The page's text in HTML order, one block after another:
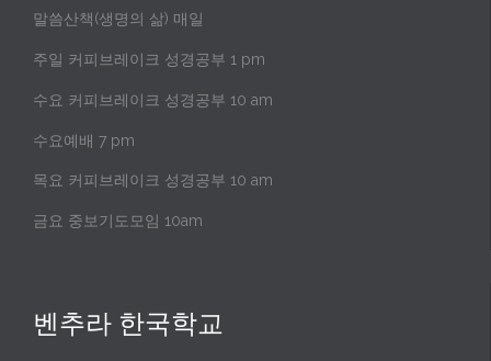
말씀산책(생명의 삶) 매일
주일 커피브레이크 성경공부 1 pm
수요 커피브레이크 성경공부 10 am
수요예배 7 pm
목요 커피브레이크 성경공부 10 am
금요 중보기도모임 10am
벤추라 한국학교